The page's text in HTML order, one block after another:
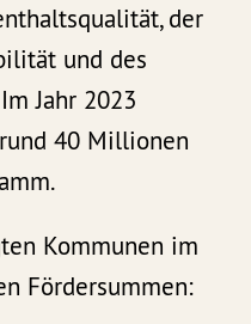
der
und des
Jahr 2023
40 Millionen
Kommunen im
Fördersummen: